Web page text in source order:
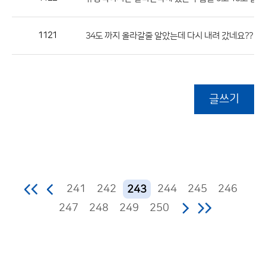
1121 34도 까지 올라갈줄 알았는데 다시 내려 갔네요??
글쓰기
241 242 243 244 245
246
247
248 249 250